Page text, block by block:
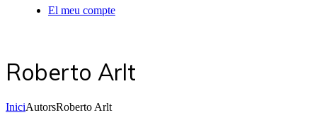
El meu compte
Roberto Arlt
IniciAutorsRoberto Arlt